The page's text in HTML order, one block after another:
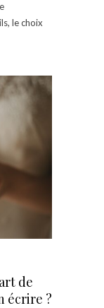
le choix
de
écrire ?